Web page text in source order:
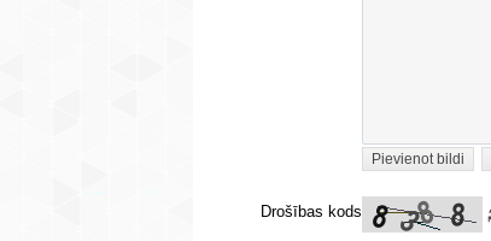
Pievienot bildi
Drošības kods